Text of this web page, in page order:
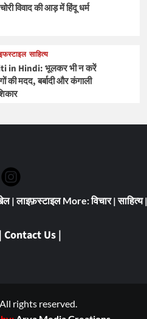
विवाद की आड़ में हिंदू धर्म
साहित्य
in Hindi: भूलकर भी न करें
की मदद, बर्बादी और कंगाली
|लाइफ़स्टाइल More:विचार|साहित्य|
| Contact Us |
rights reserved.